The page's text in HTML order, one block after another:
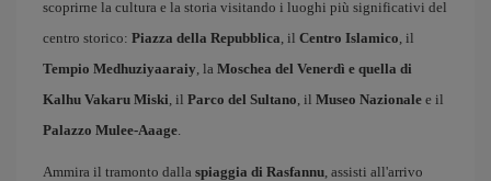
scoprirne la cultura e la storia visitando i luoghi più significativi del
centro storico: Piazza della Repubblica , il Centro Islamico , il
Tempio Medhuziyaaraiy , la Moschea del Venerdì e quella di
Kalhu Vakaru Miski , il Parco del Sultano , il Museo Nazionale e il
Palazzo Mulee-Aaage
Ammira il tramonto dalla spiaggia di Rasfannu , assisti all'arrivo